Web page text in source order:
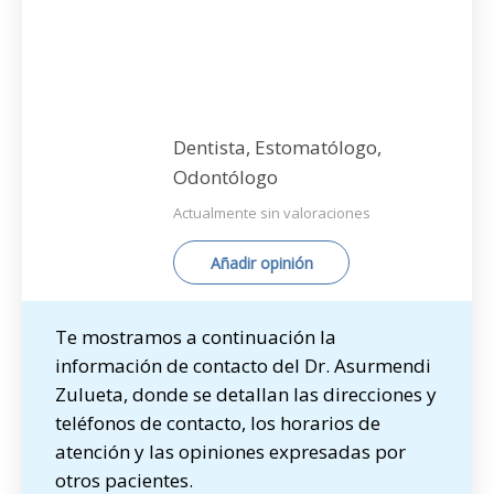
Dentista, Estomatólogo,
Odontólogo
Actualmente sin valoraciones
Añadir opinión
Te mostramos a continuación la
información de contacto del Dr. Asurmendi
Zulueta, donde se detallan las direcciones y
teléfonos de contacto, los horarios de
atención y las opiniones expresadas por
otros pacientes.